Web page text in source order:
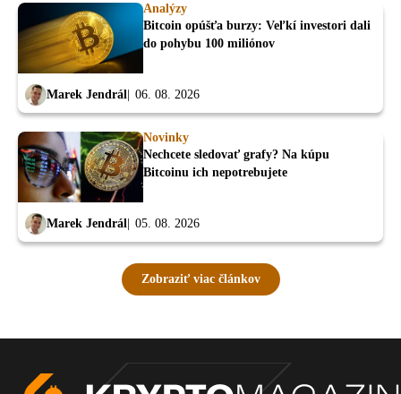
Analýzy
Bitcoin opúšťa burzy: Veľkí investori dali
do pohybu 100 miliónov
Marek Jendrál 06. 08. 2026
Novinky
Nechcete sledovať grafy? Na kúpu
Bitcoinu ich nepotrebujete
Marek Jendrál 05. 08. 2026
Zobraziť viac článkov